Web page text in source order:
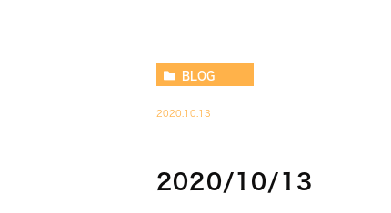
BLOG
2020.10.13
2020/10/13